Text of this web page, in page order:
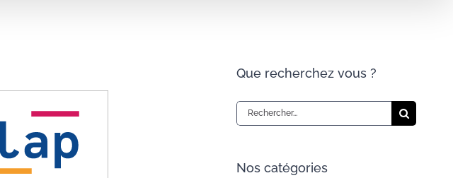
Que recherchez vous ?
Rechercher:
Nos catégories